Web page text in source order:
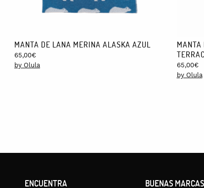
MANTA DE LANA MERINA ALASKA AZUL
65,00€
by Olula
MANTA
65,00€
by Olula
ENCUENTRA BUENAS MARCAS